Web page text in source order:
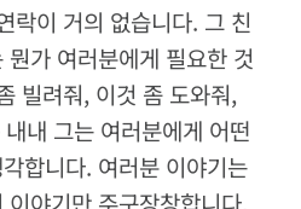
락이 거의 없습니다. 그 친
가 여러분에게 필요한 것
빌려줘, 이것 좀 도와줘,
내 그는 여러분에게 어떤
합니다. 여러분 이야기는
야기만 주구장창합니다.